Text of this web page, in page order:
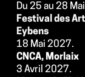
Du 25 au 28
Festival des
Eybens
18 Mai 2027.
CNCA, Morlaix
3 Avril 2027.